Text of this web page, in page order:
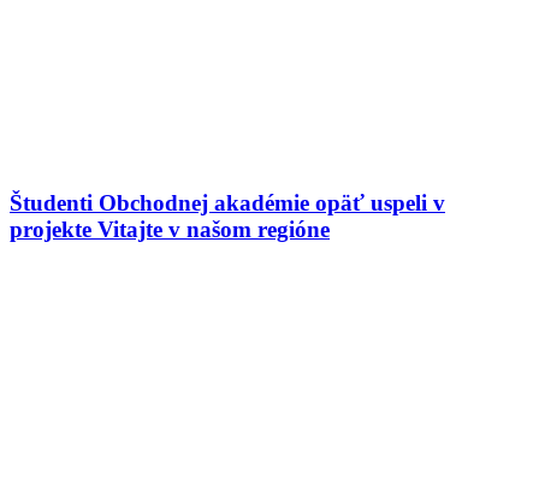
Študenti Obchodnej akadémie opäť uspeli v
projekte Vitajte v našom regióne